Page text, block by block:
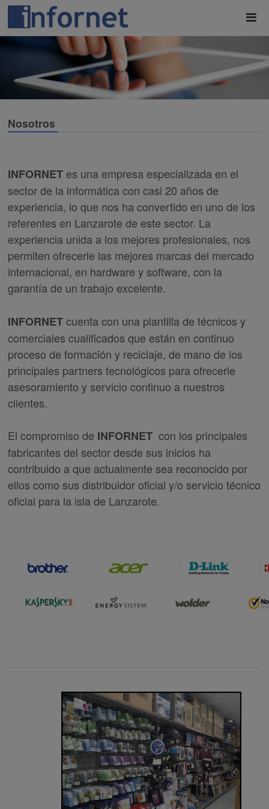
Nosotros
INFORNET es una empresa especializada en el
sector de la informática con casi 20 años de
experiencia, lo que nos ha convertido en uno de los
referentes en Lanzarote de este sector. La
experiencia unida a los mejores profesionales, nos
permiten ofrecerle las mejores marcas del mercado
internacional, en hardware y software, con la
garantía de un trabajo excelente.
INFORNETcuenta con una plantilla de técnicos y
comerciales cualificados que están en continuo
proceso de formación y reciclaje, de mano de los
principales partners tecnológicos para ofrecerle
asesoramiento y servicio continuo a nuestros
clientes.
El compromiso de INFORNET con los principales
fabricantes del sector desde sus inicios ha
contribuido a que actualmente sea reconocido por
ellos como sus distribuidor oficial y/o servicio técnico
oficial para la isla de Lanzarote.